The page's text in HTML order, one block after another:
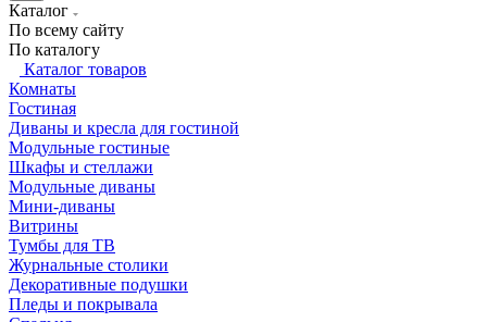
Каталог
По всему сайту
По каталогу
Каталог товаров
Комнаты
Гостиная
Диваны и кресла для гостиной
Модульные гостиные
Шкафы и стеллажи
Модульные диваны
Мини-диваны
Витрины
Тумбы для ТВ
Журнальные столики
Декоративные подушки
Пледы и покрывала